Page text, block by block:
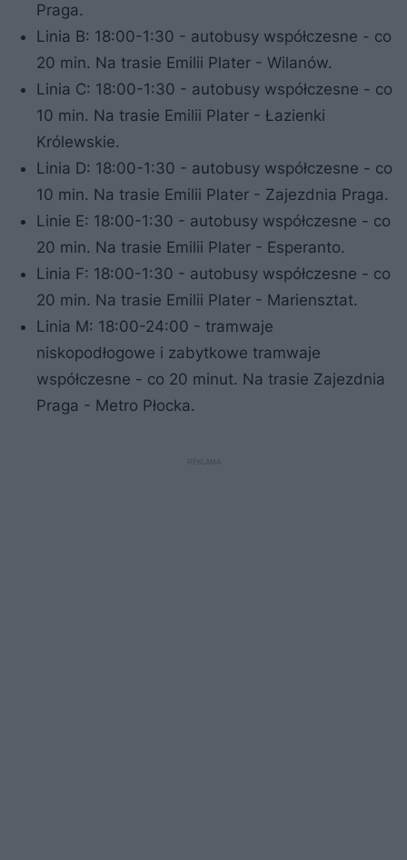
Praga.
Linia B: 18:00-1:30 - autobusy współczesne - co
20 min. Na trasie Emilii Plater - Wilanów.
Linia C: 18:00-1:30 - autobusy współczesne - co
10 min. Na trasie Emilii Plater - Łazienki
Królewskie.
Linia D: 18:00-1:30 - autobusy współczesne - co
10 min. Na trasie Emilii Plater - Zajezdnia Praga.
Linie E: 18:00-1:30 - autobusy współczesne - co
20 min. Na trasie Emilii Plater - Esperanto.
Linia F: 18:00-1:30 - autobusy współczesne - co
20 min. Na trasie Emilii Plater - Mariensztat.
Linia M: 18:00-24:00 - tramwaje
niskopodłogowe i zabytkowe tramwaje
współczesne - co 20 minut. Na trasie Zajezdnia
Praga - Metro Płocka.